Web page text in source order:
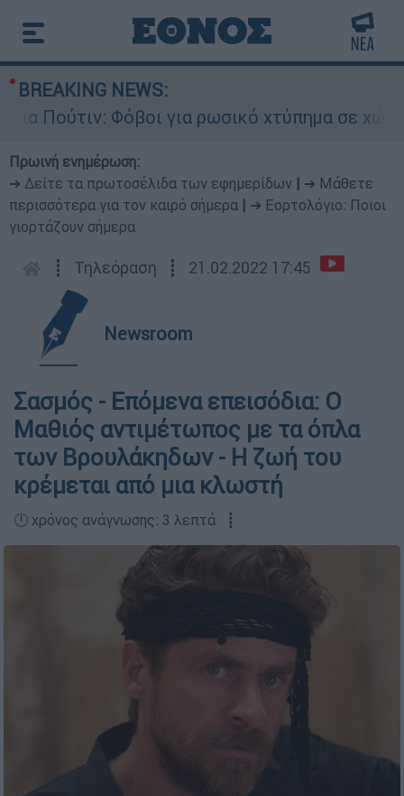
BREAKING NEWS:
Πούτιν: Φόβοι για ρωσικό χτύπημα σε χώρα
Πρωινή ενημέρωση:
➔ Δείτε τα πρωτοσέλιδα των εφημερίδων
➔ Μάθετε
περισσότερα για τον καιρό σήμερα
➔ Εορτολόγιο: Ποιοι
γιορτάζουν σήμερα
┋ Τηλεόραση ┋ 21.02.2022 17:45
Newsroom
Σασμός - Επόμενα επεισόδια: Ο
Μαθιός αντιμέτωπος με τα όπλα
των Βρουλάκηδων - Η ζωή του
κρέμεται από μια κλωστή
🕛 χρόνος ανάγνωσης: 3 λεπτά ┋